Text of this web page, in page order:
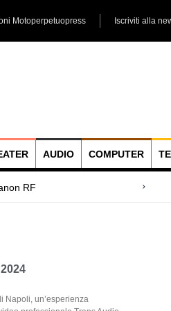
Motoperpetuopress Iscriviti alla
AUDIO COMPUTER
Napoli, un’esperienza